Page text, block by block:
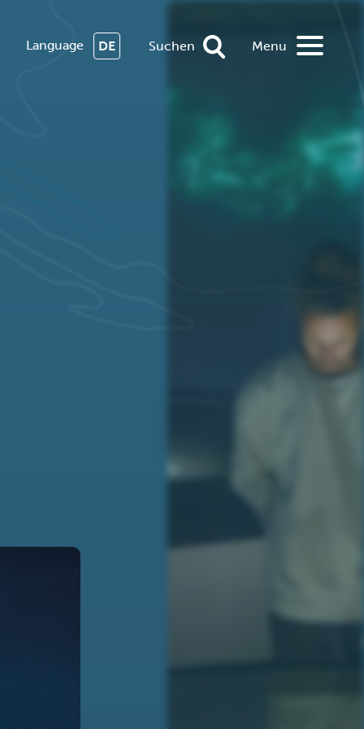
Language DE Suchen Menu